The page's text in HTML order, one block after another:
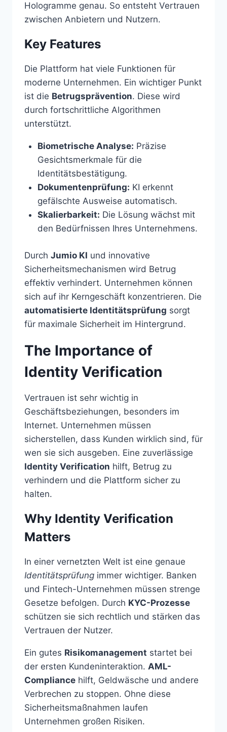
Hologramme genau. So entsteht Vertrauen
zwischen Anbietern und Nutzern.
Key Features
Die Plattform hat viele Funktionen für
moderne Unternehmen. Ein wichtiger Punkt
ist die Betrugsprävention. Diese wird
durch fortschrittliche Algorithmen
unterstützt.
Biometrische Analyse: Präzise
Gesichtsmerkmale für die
Identitätsbestätigung.
Dokumentenprüfung: KI erkennt
gefälschte Ausweise automatisch.
Skalierbarkeit: Die Lösung wächst mit
den Bedürfnissen Ihres Unternehmens.
Durch Jumio KI und innovative
Sicherheitsmechanismen wird Betrug
effektiv verhindert. Unternehmen können
sich auf ihr Kerngeschäft konzentrieren. Die
automatisierte Identitätsprüfung sorgt
für maximale Sicherheit im Hintergrund.
The Importance of
Identity Verification
Vertrauen ist sehr wichtig in
Geschäftsbeziehungen, besonders im
Internet. Unternehmen müssen
sicherstellen, dass Kunden wirklich sind, für
wen sie sich ausgeben. Eine zuverlässige
Identity Verification hilft, Betrug zu
verhindern und die Plattform sicher zu
halten.
Why Identity Verification
Matters
In einer vernetzten Welt ist eine genaue
Identitätsprüfung immer wichtiger. Banken
und Fintech-Unternehmen müssen strenge
Gesetze befolgen. Durch KYC-Prozesse
schützen sie sich rechtlich und stärken das
Vertrauen der Nutzer.
Ein gutes Risikomanagement startet bei
der ersten Kundeninteraktion. AML-
Compliance hilft, Geldwäsche und andere
Verbrechen zu stoppen. Ohne diese
Sicherheitsmaßnahmen laufen
Unternehmen großen Risiken.